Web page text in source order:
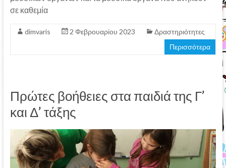
σε καθεμία
dimvaris 2 Φεβρουαρίου 2023
Δραστηριότητες
Περισσότερα
Πρώτες βοήθειες στα παιδιά της Γ’
και Δ’ τάξης